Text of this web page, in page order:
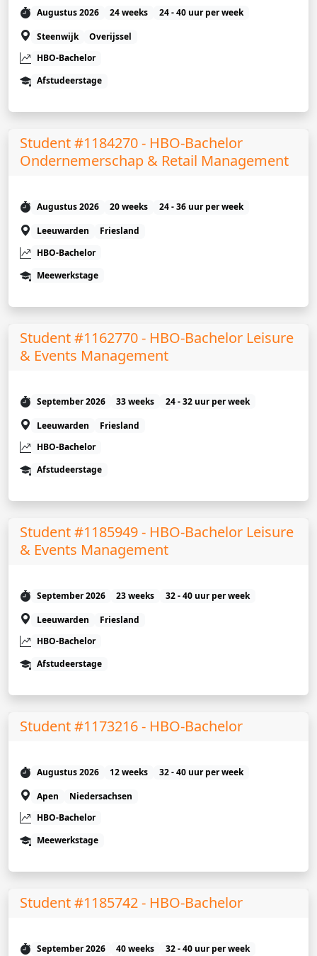
Augustus 2026 24 weeks
24 - 40 uur per week
Steenwijk
Overijssel
HBO-Bachelor
Afstudeerstage
Student #1184270 - HBO-Bachelor
Ondernemerschap & Retail Management
Augustus 2026 20 weeks
24 - 36 uur per week
Leeuwarden
Friesland
HBO-Bachelor
Meewerkstage
Student #1162770 - HBO-Bachelor Leisure
& Events Management
September 2026 33 weeks
24 - 32 uur per week
Leeuwarden
Friesland
HBO-Bachelor
Afstudeerstage
Student #1185949 - HBO-Bachelor Leisure
& Events Management
September 2026 23 weeks
32 - 40 uur per week
Leeuwarden
Friesland
HBO-Bachelor
Afstudeerstage
Student #1173216 - HBO-Bachelor
Augustus 2026 12 weeks
32 - 40 uur per week
Apen
Niedersachsen
HBO-Bachelor
Meewerkstage
Student #1185742 - HBO-Bachelor
September 2026 40 weeks
32 - 40 uur per week